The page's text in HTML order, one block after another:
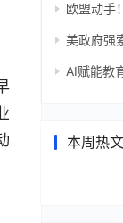
欧盟动手
美政府强
AI赋能教
本周热文